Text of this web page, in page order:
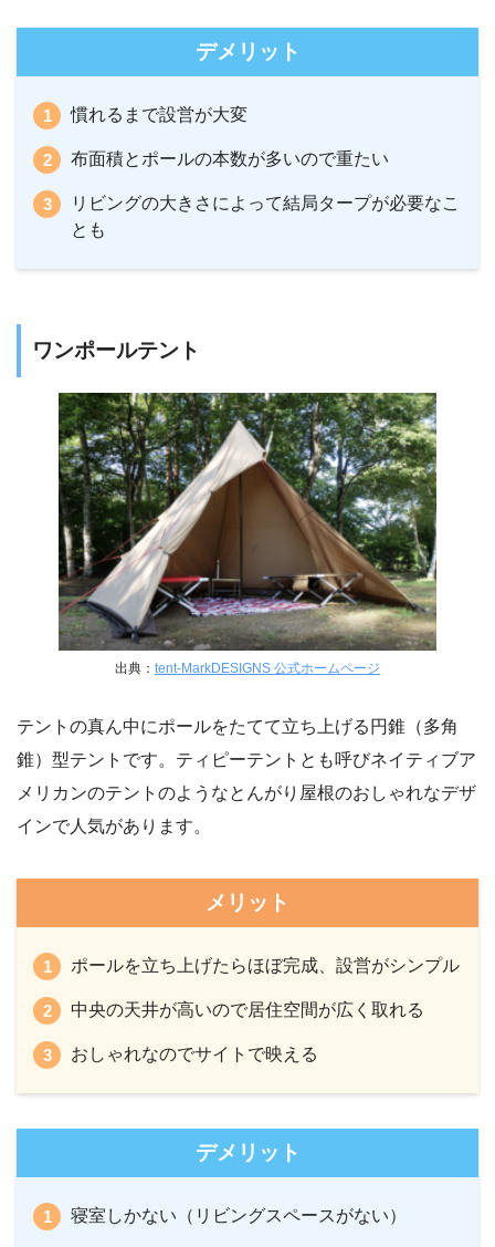
デメリット
慣れるまで設営が大変
布面積とポールの本数が多いので重たい
リビングの大きさによって結局タープが必要なこ
とも
ワンポールテント
出典： tent-MarkDESIGNS 公式ホームページ
テントの真ん中にポールをたてて立ち上げる円錐（多角
錐）型テントです。ティピーテントとも呼びネイティブア
メリカンのテントのようなとんがり屋根のおしゃれなデザ
インで人気があります。
メリット
ポールを立ち上げたらほぼ完成、設営がシンプル
中央の天井が高いので居住空間が広く取れる
おしゃれなのでサイトで映える
デメリット
寝室しかない（リビングスペースがない）